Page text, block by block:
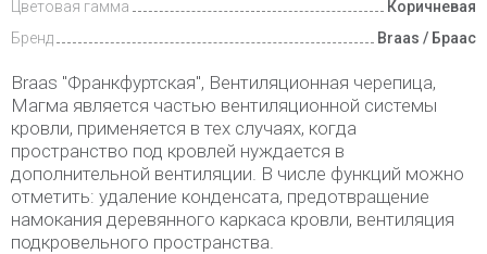
Цветовая гамма
Коричневая
Бренд
Braas / Браас
Braas "Франкфуртская", Вентиляционная черепица,
Магма является частью вентиляционной системы
кровли, применяется в тех случаях, когда
пространство под кровлей нуждается в
дополнительной вентиляции. В числе функций можно
отметить: удаление конденсата, предотвращение
намокания деревянного каркаса кровли, вентиляция
подкровельного пространства.